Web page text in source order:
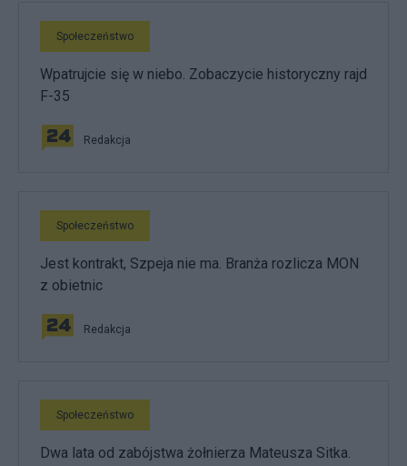
Społeczeństwo
Wpatrujcie się w niebo. Zobaczycie historyczny rajd
F-35
Redakcja
Społeczeństwo
Jest kontrakt, Szpeja nie ma. Branża rozlicza MON
z obietnic
Redakcja
Społeczeństwo
Dwa lata od zabójstwa żołnierza Mateusza Sitka.